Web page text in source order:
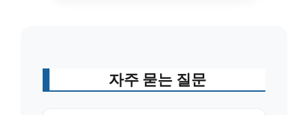
자주 묻는 질문